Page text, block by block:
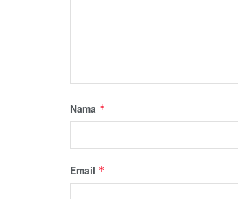
Nama *
Email *